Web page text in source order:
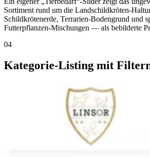
Sortiment rund um die Landschildkröten-
Schildkrötenerde, Terrarien-Bodengrund und
Futterpflanzen-Mischungen — als bebilderte
04
Kategorie-Listing mit